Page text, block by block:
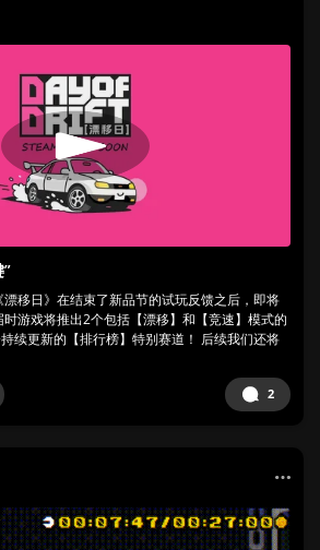
移日》在结束了新品节的试玩反馈之后，即将
游戏将推出2个包括【漂移】和【竞速】模式的
续更新的【排行榜】特别赛道！ 后续我们还将
2